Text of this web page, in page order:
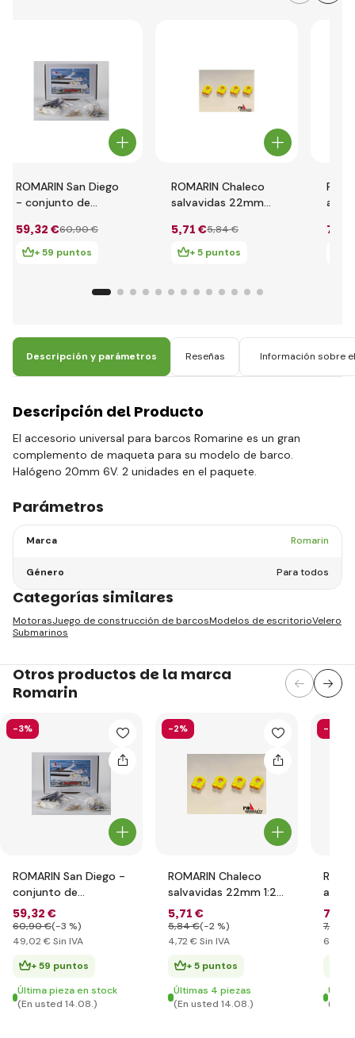
ROMARIN San Diego
- conjunto de
59,32 €60,90 €
+ 59 puntos
ROMARIN Chaleco
salvavidas 22mm
5,71 €5,84 €
+ 5 puntos
7
Descripción y parámetros Reseñas Información sobre
Descripción del Producto
El accesorio universal para barcos Romarine es un gran
complemento de maqueta para su modelo de barco.
Halógeno 20mm 6V. 2 unidades en el paquete.
Parámetros
Marca Romarin
Género Para todos
Categorías similares
MotorasJuego de construcción de barcosModelos de escritorioVelero
Submarinos
Otros productos de la marca
Romarin
-3%
ROMARIN San Diego -
conjunto de
accesorios
59,32 €
60,90 €(-3 %)
49,02 € Sin IVA
+ 59 puntos
Última pieza en stock
(En usted 14.08.)
-2%
ROMARIN Chaleco
salvavidas 22mm 1:25
(4)
5,71 €
5,84 €(-2 %)
4,72 € Sin IVA
+ 5 puntos
Últimas 4 piezas
(En usted 14.08.)
-3%
7
7,97 €
6
(En